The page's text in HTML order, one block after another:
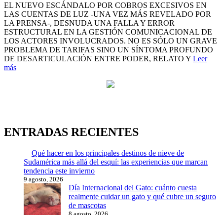
EL NUEVO ESCÁNDALO POR COBROS EXCESIVOS EN
LAS CUENTAS DE LUZ -UNA VEZ MÁS REVELADO POR
LA PRENSA-, DESNUDA UNA FALLA Y ERROR
ESTRUCTURAL EN LA GESTIÓN COMUNICACIONAL DE
LOS ACTORES INVOLUCRADOS. NO ES SÓLO UN GRAVE
PROBLEMA DE TARIFAS SINO UN SÍNTOMA PROFUNDO
DE DESARTICULACIÓN ENTRE PODER, RELATO Y Leer
más
ENTRADAS RECIENTES
Qué hacer en los principales destinos de nieve de
Sudamérica más allá del esquí: las experiencias que marcan
tendencia este invierno
9 agosto, 2026
Día Internacional del Gato: cuánto cuesta
realmente cuidar un gato y qué cubre un seguro
de mascotas